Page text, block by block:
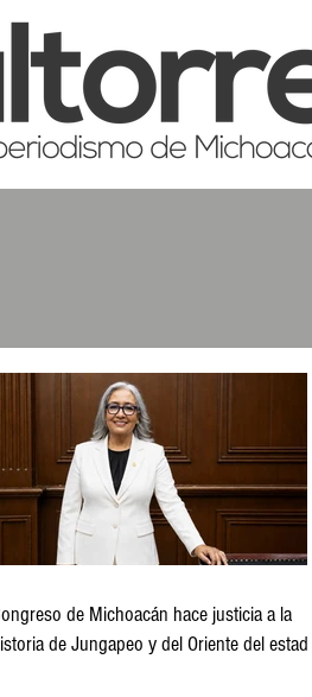
de Michoacán hace justicia a la
de Jungapeo y del Oriente del estado: